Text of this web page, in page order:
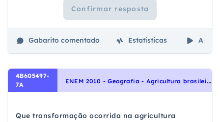
Confirmar resposta
Gabarito comentado Estatísticas Aulas
4B605497-
7A
E
NEM 2010 - Geografia - Agricultura brasileira, Agropecuária
Que transformação ocorrida na agricultura